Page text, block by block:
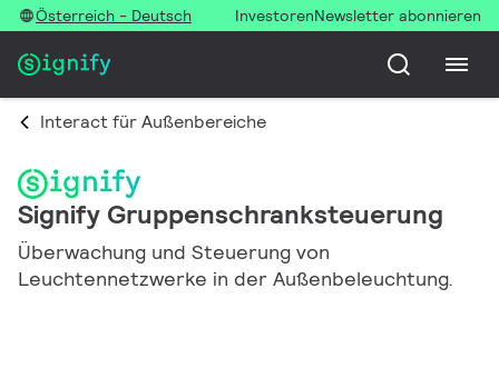
Österreich - Deutsch InvestorenNewsletter abonnieren
Interact für Außenbereiche
Signify Gruppenschranksteuerung
Überwachung und Steuerung von
Leuchtennetzwerke in der Außenbeleuchtung.